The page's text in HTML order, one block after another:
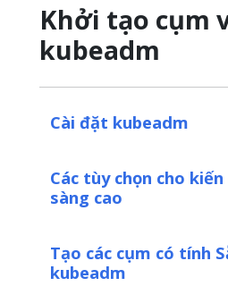
Khởi tạo cụm
kubeadm
Cài đặt kubeadm
Các tùy chọn cho
sàng cao
Tạo các cụm có tính
kubeadm